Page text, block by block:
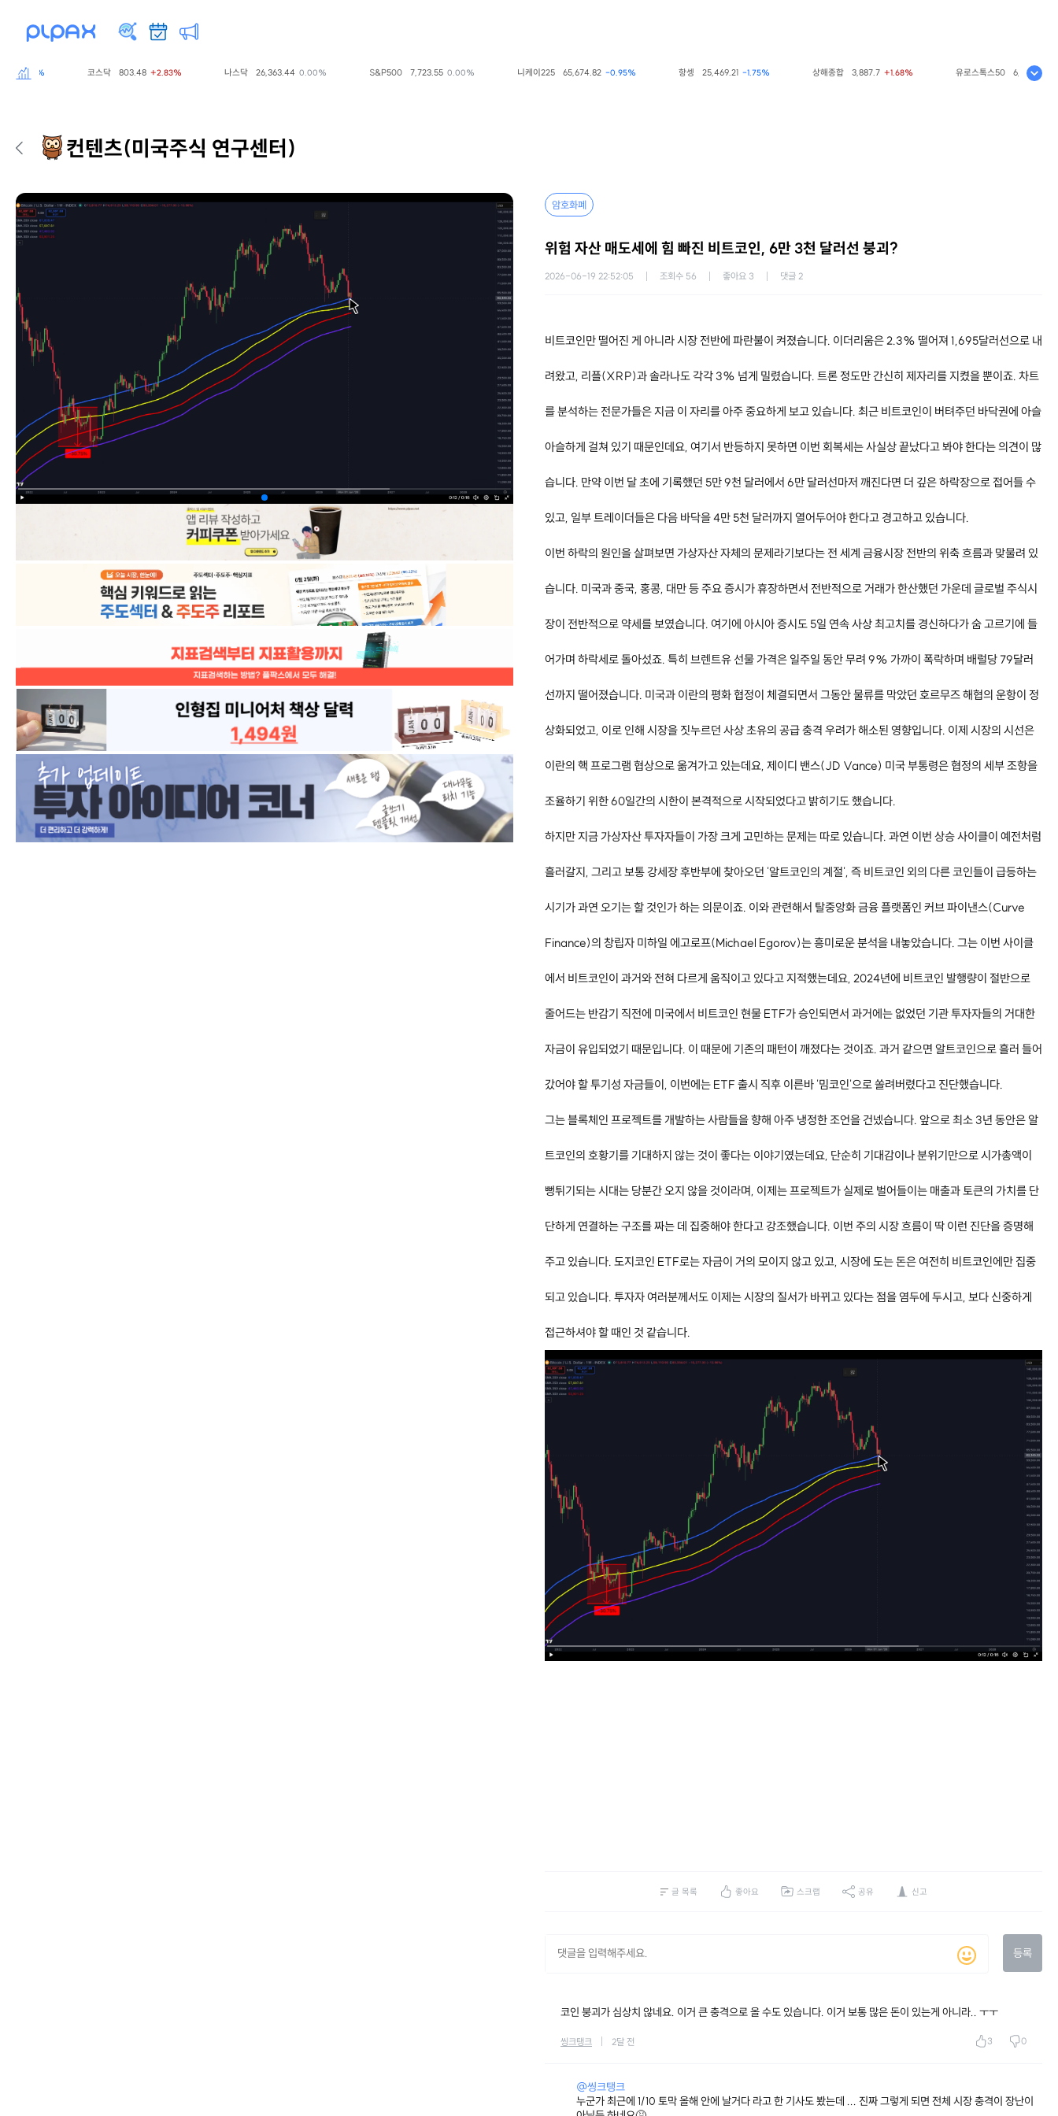
-5.01% 코스닥 803.48 +2.83% 나스닥 26,363.44 0.00% S&P500 7,723.55 0.00% 니케이225 65,674.82 -0.95% 25,469.21 -1.75% 상해종합 3,887.7 +1.68% 유로스톡스50 6,476.98
컨텐츠(미국주식 연구센터)
암호화폐
위험 자산 매도세에 힘 빠진 비트코인, 6만 3천 달러선 붕괴?
2026-06-19 22:52:05 조회수 56 좋아요 3 댓글 2
비트코인만 떨어진 게 아니라 시장 전반에 파란불이 켜졌습니다. 이더리움은 2.3% 떨어져 1,695달러선으로 내
려왔고, 리플(XRP)과 솔라나도 각각 3% 넘게 밀렸습니다. 트론 정도만 간신히 제자리를 지켰을 뿐이죠. 차트
를 분석하는 전문가들은 지금 이 자리를 아주 중요하게 보고 있습니다. 최근 비트코인이 버텨주던 바닥권에 아슬
아슬하게 걸쳐 있기 때문인데요, 여기서 반등하지 못하면 이번 회복세는 사실상 끝났다고 봐야 한다는 의견이 많
습니다. 만약 이번 달 초에 기록했던 5만 9천 달러에서 6만 달러선마저 깨진다면 더 깊은 하락장으로 접어들 수
있고, 일부 트레이더들은 다음 바닥을 4만 5천 달러까지 열어두어야 한다고 경고하고 있습니다.
이번 하락의 원인을 살펴보면 가상자산 자체의 문제라기보다는 전 세계 금융시장 전반의 위축 흐름과 맞물려 있
습니다. 미국과 중국, 홍콩, 대만 등 주요 증시가 휴장하면서 전반적으로 거래가 한산했던 가운데 글로벌 주식시
장이 전반적으로 약세를 보였습니다. 여기에 아시아 증시도 5일 연속 사상 최고치를 경신하다가 숨 고르기에 들
어가며 하락세로 돌아섰죠. 특히 브렌트유 선물 가격은 일주일 동안 무려 9% 가까이 폭락하며 배럴당 79달러
선까지 떨어졌습니다. 미국과 이란의 평화 협정이 체결되면서 그동안 물류를 막았던 호르무즈 해협의 운항이 정
상화되었고, 이로 인해 시장을 짓누르던 사상 초유의 공급 충격 우려가 해소된 영향입니다. 이제 시장의 시선은
이란의 핵 프로그램 협상으로 옮겨가고 있는데요, 제이디 밴스(JD Vance) 미국 부통령은 협정의 세부 조항을
조율하기 위한 60일간의 시한이 본격적으로 시작되었다고 밝히기도 했습니다.
하지만 지금 가상자산 투자자들이 가장 크게 고민하는 문제는 따로 있습니다. 과연 이번 상승 사이클이 예전처럼
흘러갈지, 그리고 보통 강세장 후반부에 찾아오던 '알트코인의 계절', 즉 비트코인 외의 다른 코인들이 급등하는
시기가 과연 오기는 할 것인가 하는 의문이죠. 이와 관련해서 탈중앙화 금융 플랫폼인 커브 파이낸스(Curve
Finance)의 창립자 미하일 에고로프(Michael Egorov)는 흥미로운 분석을 내놓았습니다. 그는 이번 사이클
에서 비트코인이 과거와 전혀 다르게 움직이고 있다고 지적했는데요, 2024년에 비트코인 발행량이 절반으로
줄어드는 반감기 직전에 미국에서 비트코인 현물 ETF가 승인되면서 과거에는 없었던 기관 투자자들의 거대한
자금이 유입되었기 때문입니다. 이 때문에 기존의 패턴이 깨졌다는 것이죠. 과거 같으면 알트코인으로 흘러 들어
갔어야 할 투기성 자금들이, 이번에는 ETF 출시 직후 이른바 '밈코인'으로 쏠려버렸다고 진단했습니다.
그는 블록체인 프로젝트를 개발하는 사람들을 향해 아주 냉정한 조언을 건넸습니다. 앞으로 최소 3년 동안은 알
트코인의 호황기를 기대하지 않는 것이 좋다는 이야기였는데요, 단순히 기대감이나 분위기만으로 시가총액이
뻥튀기되는 시대는 당분간 오지 않을 것이라며, 이제는 프로젝트가 실제로 벌어들이는 매출과 토큰의 가치를 단
단하게 연결하는 구조를 짜는 데 집중해야 한다고 강조했습니다. 이번 주의 시장 흐름이 딱 이런 진단을 증명해
주고 있습니다. 도지코인 ETF로는 자금이 거의 모이지 않고 있고, 시장에 도는 돈은 여전히 비트코인에만 집중
되고 있습니다. 투자자 여러분께서도 이제는 시장의 질서가 바뀌고 있다는 점을 염두에 두시고, 보다 신중하게
접근하셔야 할 때인 것 같습니다.
글 목록 좋아요 스크랩 공유 신고
등록
코인 붕괴가 심상치 않네요. 이거 큰 충격으로 올 수도 있습니다. 이거 보통 많은 돈이 있는게 아니라.. ㅜㅜ
씽크탱크 2달 전 3 0
@씽크탱크
누군가 최근에 1/10 토막 올해 안에 날거다 라고 한 기사도 봤는데 ... 진짜 그렇게 되면 전체 시장 충격이 장난이